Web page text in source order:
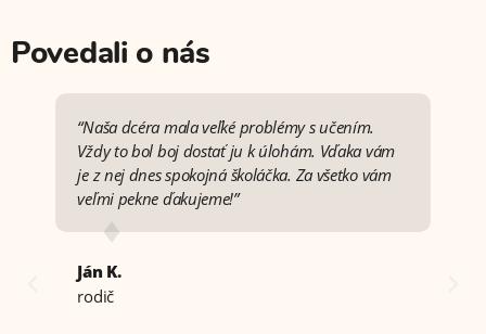
Povedali o nás
“Naša dcéra mala veľké problémy s učením.
Vždy to bol boj dostať ju k úlohám. Vďaka vám
je z nej dnes spokojná školáčka. Za všetko vám
veľmi pekne ďakujeme!”
Ján K.
rodič